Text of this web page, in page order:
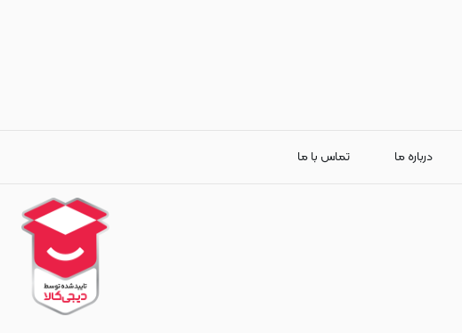
درباره ما تماس با ما